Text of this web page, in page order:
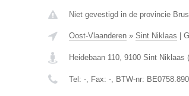
Niet gevestigd in de provincie
Oost-Vlaanderen» Sint Niklaas
Heidebaan 110, 9100 Sint Niklaas (
Tel: -, Fax: -, BTW-nr: